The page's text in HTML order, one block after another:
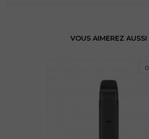
VOUS AIMEREZ AUSSI
0